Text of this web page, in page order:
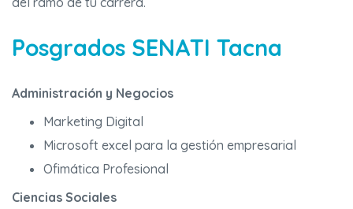
Posgrados SENATI Tacna
Administración y Negocios
Marketing Digital
Microsoft excel para la gestión empresarial
Ofimática Profesional
Ciencias Sociales